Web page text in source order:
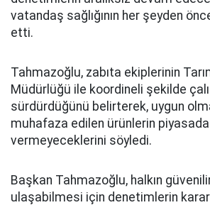
vatandaş sağlığının her şeyden
etti.
Tahmazoğlu, zabıta ekiplerinin
Müdürlüğü ile koordineli şekilde
sürdürdüğünü belirterek, uygun
muhafaza edilen ürünlerin piyasada
vermeyeceklerini söyledi.
Başkan Tahmazoğlu, halkın
ulaşabilmesi için denetimlerin